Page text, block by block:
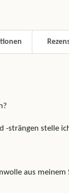
-strängen stelle
aus